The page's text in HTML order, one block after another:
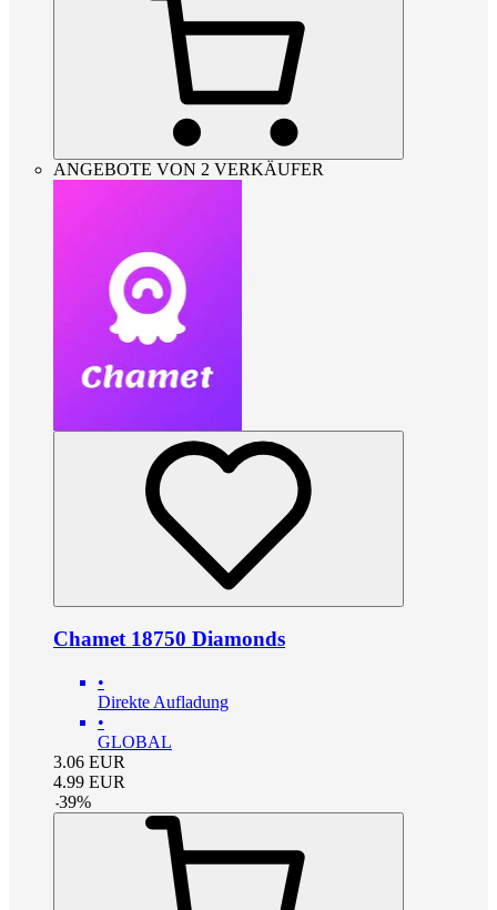
ANGEBOTE VON 2 VERKÄUFER
Chamet 18750 Diamonds
•
Direkte Aufladung
•
GLOBAL
3.06 EUR
4.99 EUR
-39%